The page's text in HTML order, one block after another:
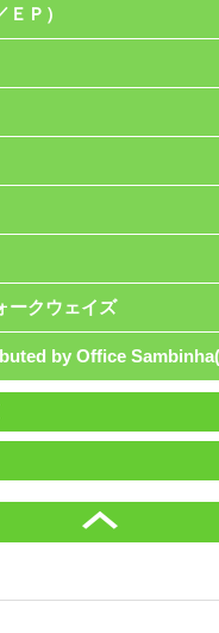
Ｐ）
ークウェイズ
by Office